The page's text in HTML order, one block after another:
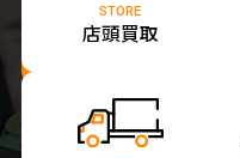
STORE
店頭買取